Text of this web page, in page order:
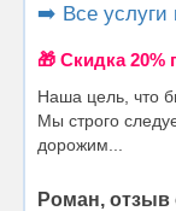
➡️ Все услуги
🎁 Cкидка
Наша цель, что
Мы строго
дорожим...
Роман, отзыв